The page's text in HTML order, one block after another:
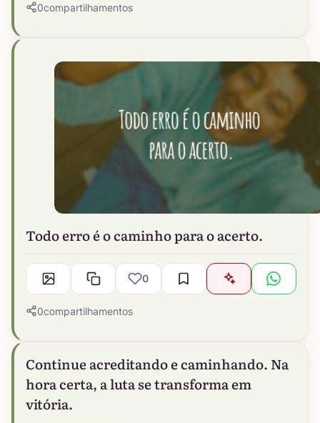
0compartilhamentos
Todo erro é o caminho para o acerto.
0
0compartilhamentos
Continue acreditando e caminhando. Na
hora certa, a luta se transforma em
vitória.